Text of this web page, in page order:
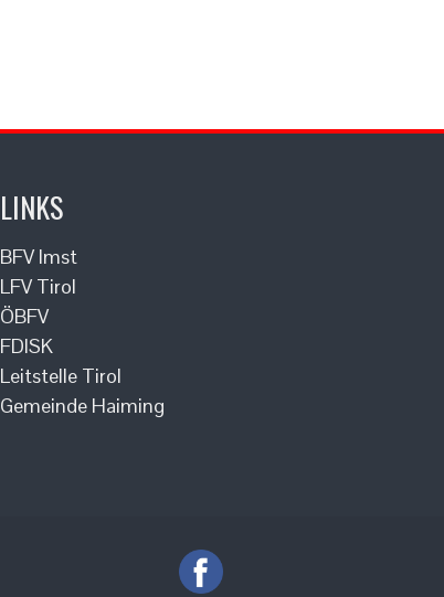
LINKS
BFV Imst
LFV Tirol
ÖBFV
FDISK
Leitstelle Tirol
Gemeinde Haiming